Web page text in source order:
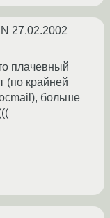
27.02.2002
плачевный
(по крайней
больше